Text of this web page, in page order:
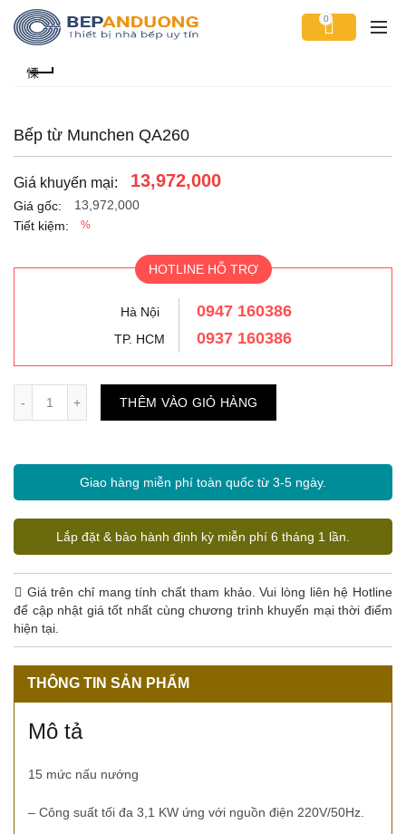
0
Bếp từ Munchen QA260
Giá khuyến mại: 13,972,000
Giá gốc:
13,972,000
Tiết kiệm:
%
HOTLINE HỖ TRỢ
Hà Nội 0947 160386
TP. HCM 0937 160386
THÊM VÀO GIỎ HÀNG
Giao hàng miễn phí toàn quốc từ 3-5 ngày.
Lắp đặt & bảo hành định kỳ miễn phí 6 tháng 1 lần.
Giá trên chỉ mang tính chất tham khảo. Vui lòng liên hệ Hotline
để cập nhật giá tốt nhất cùng chương trình khuyến mại thời điểm
hiện tại.
THÔNG TIN SẢN PHẨM
Mô tả
15 mức nấu nướng
– Công suất tối đa 3,1 KW ứng với nguồn điện 220V/50Hz.